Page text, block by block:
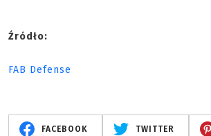
Źródło:
FAB Defense
FACEBOOK TWITTER